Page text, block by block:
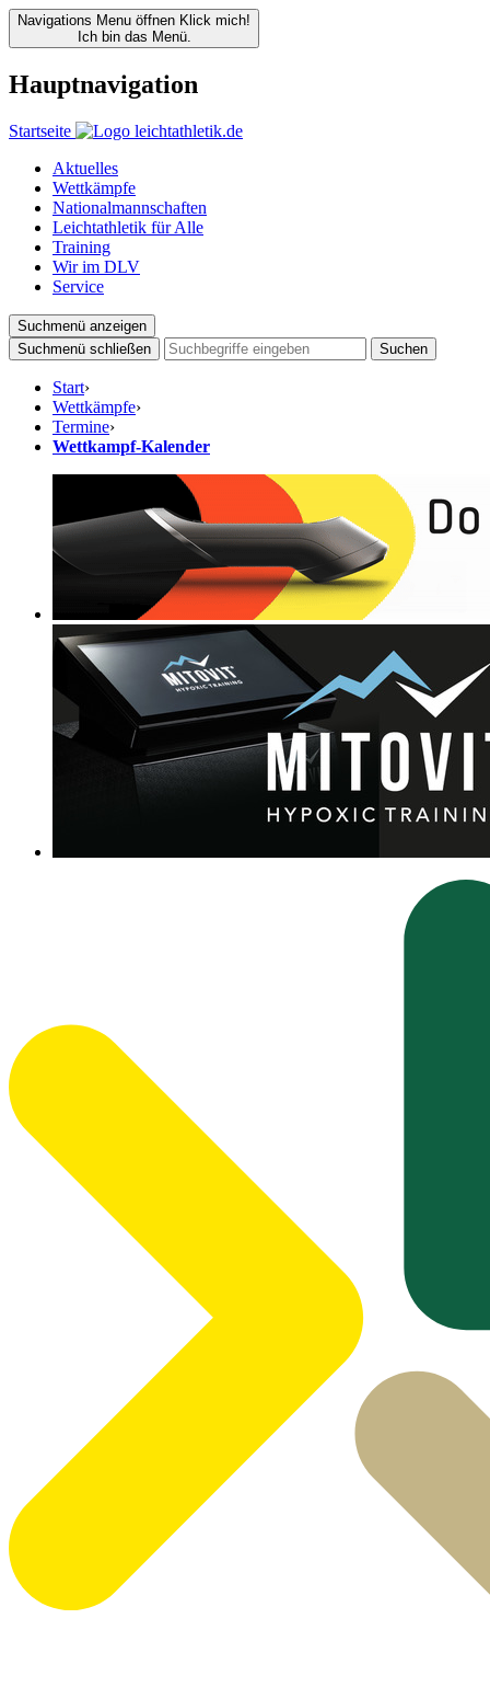
Navigations Menu öffnen Klick mich!
Ich bin das Menü.
Hauptnavigation
Startseite
Aktuelles
Wettkämpfe
Nationalmannschaften
Leichtathletik für Alle
Training
Wir im DLV
Service
Suchmenü anzeigen
Suchmenü schließen
Suchen
Start›
Wettkämpfe›
Termine›
Wettkampf-Kalender